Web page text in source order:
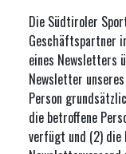
Die Südtiroler
Geschäftspartner
eines Newsletters
Newsletter
Person
die betroffene
verfügt und (2) die